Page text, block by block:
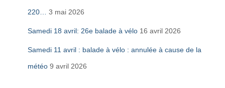
220… 3 mai 2026
Samedi 18 avril: 26e balade à vélo 16 avril 2026
Samedi 11 avril : balade à vélo : annulée à cause de la
météo 9 avril 2026